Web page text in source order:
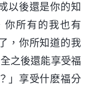
以後還是你的知
你所有的我也有
，你所知道的我
之後還能享受福
」享受什麽福分